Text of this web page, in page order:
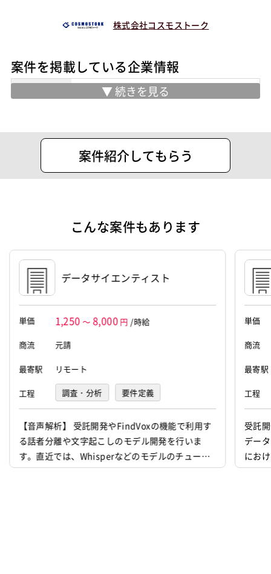
株式会社コスモストーク
案件を掲載している企業情報
・コンピュータシステムの企画、設計、
どのスタッフコーディネート業務
・ITエンジニア専門サイト『SE-Navi』
の事務局の運営
図、スタジアム図など
住所
千代田区神田三崎町３－１－２ ＳＲビ
設立
代表者 花井眞二
資本金
案件紹介してもらう
こんな案件もあります
データサイエンティスト
単価 1,250 ～ 8,000 円 /時給
商流
元請
最寄駅 リモート
工程 調査・分析 要件定義
テスト デバッグ 運用・保守
インフラ設計 インフラ構築
【音声解析】 受託開発やFindVoxの機能で利用す
る話者分離や文字起こしのモデル開発を行いま
す。直近では、Whisperなどのモデルのチューニ
ングなどがメインの業務になります。 ▪️言語処理/
単価
商流
最寄駅
工程
受託
デー
にお
ョン